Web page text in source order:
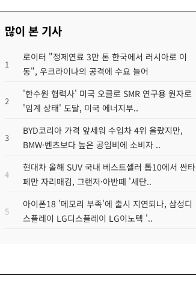
많이 본 기사
1
로이터 "정제연료 3만 톤 한국에서 러시아로 이
동", 우크라이나의 공격에 수요 늘어
2
'한수원 협력사' 미국 오클로 SMR 연구용 원자로
'임계 상태' 도달, 미국 에너지부..
3
BYD코리아 가격 앞세워 수입차 4위 올랐지만,
BMW·벤츠보다 높은 공임비에 소비자 ..
4
현대차 올해 SUV 국내 베스트셀러 톱10에서 싼타
페만 자리매김, 그랜저·아반떼 '세단..
5
아이폰18 '메모리 부족'에 출시 지연되나, 삼성디
스플레이 LG디스플레이 LG이노텍 '..